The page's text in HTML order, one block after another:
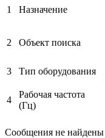
1 Назначение
2 Объект поиска
3 Тип оборудования
4
Рабочая частота
(Гц)
Сообщения не найдены